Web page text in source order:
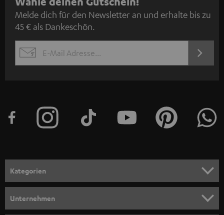
e
w
s
l
e
n
m
e
l
Melde dich für den Newsletter an und erhalte bis zu
45 € als Dankeschön.
EMAIL
JETZT
Kategorien
Unternehmen